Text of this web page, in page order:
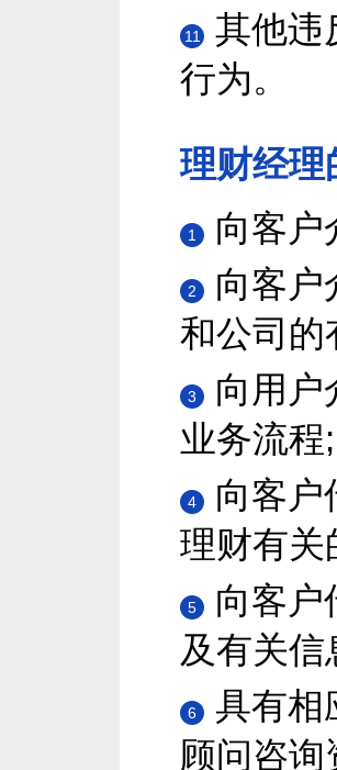
11
其他违
行为。
理财经理
1 向客户
2
向客户
和公司的
3
向用户
业务流程;
4
向客户
理财有关
5
向客户
及有关
6
具有相
顾问咨